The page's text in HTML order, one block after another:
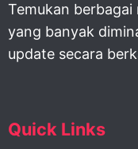
Temukan
yang banyak
update secara
Quick Links